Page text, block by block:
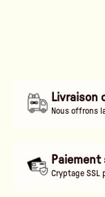
Livraison
Nous offrons
Paiement
Cryptage SSL